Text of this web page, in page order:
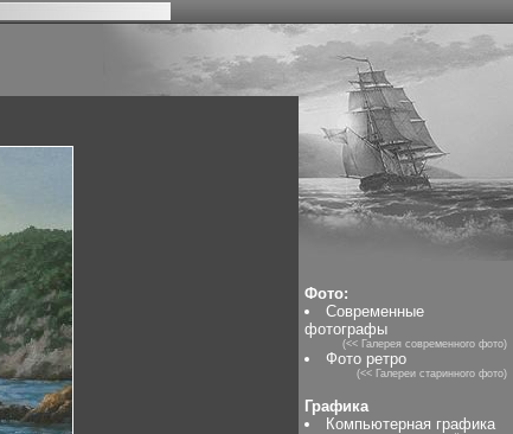
Фото:
Современные
фотографы
(<< Галерея современного фото)
Фото ретро
(<< Галереи старинного фото)
Графика
Компьютерная графика